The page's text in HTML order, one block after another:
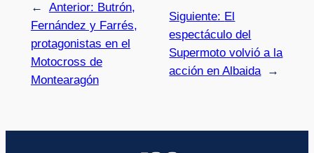
← Anterior: Butrón,
Fernández y Farrés,
protagonistas en el
Motocross de
Montearagón
Siguiente: El
espectáculo del
Supermoto volvió a la
acción en Albaida
→